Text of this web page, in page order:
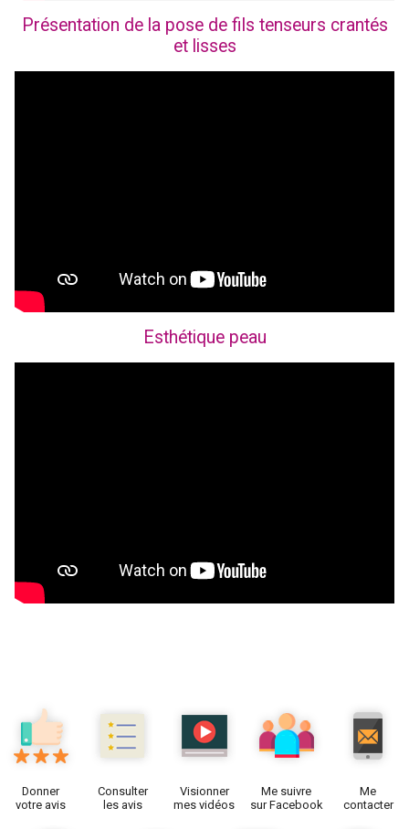
Présentation de la pose de fils tenseurs crantés
et lisses
Esthétique peau
Donner
votre avis
Consulter
les avis
Visionner
mes vidéos
Me suivre
sur Facebook
Me
contacter